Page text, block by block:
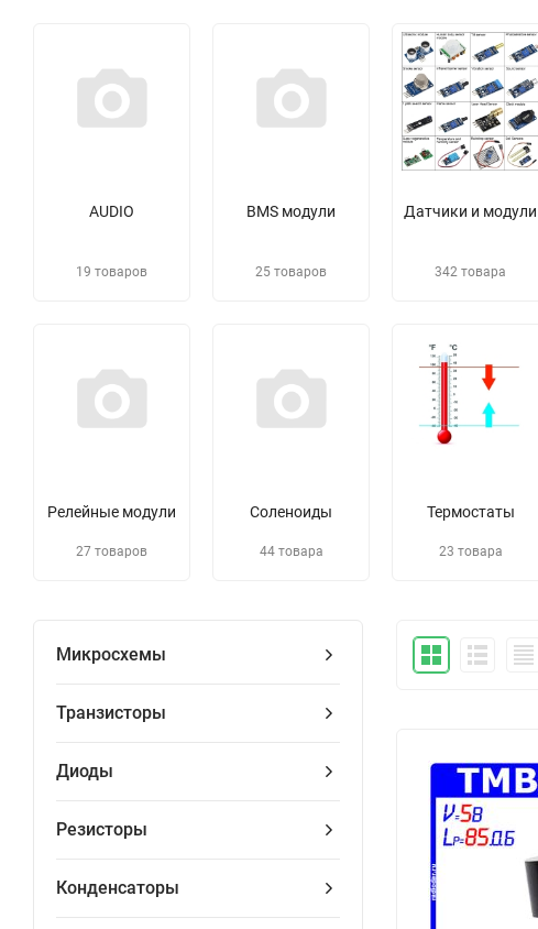
AUDIO
19 товаров
BMS модули
25 товаров
Датчики и модули
342 товара
Релейные модули
27 товаров
Соленоиды
44 товара
Термостаты
23 товара
Микросхемы
Транзисторы
Диоды
Резисторы
Конденсаторы